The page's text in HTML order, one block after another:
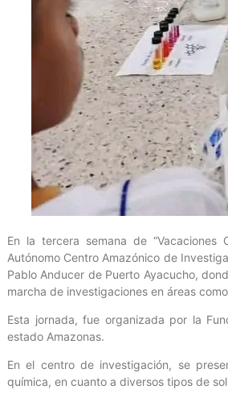
En la tercera semana de “Vacaciones
Autónomo Centro Amazónico de
Pablo Anducer de Puerto Ayacucho,
marcha de investigaciones en áreas
Esta jornada, fue organizada por la
estado Amazonas.
En el centro de investigación, se
química, en cuanto a diversos tipos de